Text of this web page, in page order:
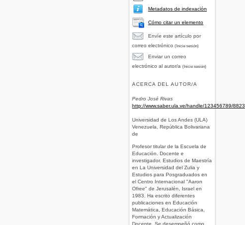
Metadatos de indexación
Cómo citar un elemento
Envíe este artículo por
correo electrónico (Inicie sesión)
Enviar un correo
electrónico al autor/a (Inicie sesión)
ACERCA DEL AUTOR/A
Pedro José Rivas
http://www.saber.ula.ve/handle/123456789/8823
Universidad de Los Andes (ULA)
Venezuela, República Bolivariana
de
Profesor titular de la Escuela de
Educación. Docente e
investigador. Estudios de Maestría
en La Universidad del Zulia y
Estudios para Posgraduados en
el Centro Internacional "Aaron
Ofree" de Jerusalén, Israel en
1983. Ha escrito diferentes
publicaciones en Educación
Matemática, Educación Básica,
Formación y Actualización
Docente. Se desempeñó como